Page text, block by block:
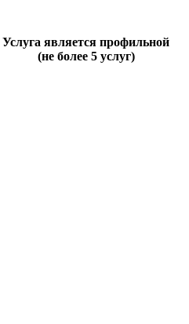
Услуга является профильной
(не более 5 услуг)